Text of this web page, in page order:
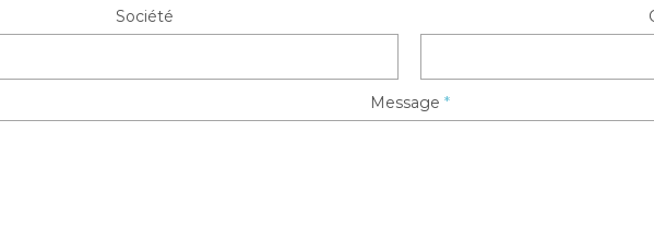
Société
Message *